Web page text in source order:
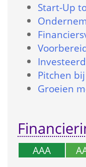
Start-Up
Pitchen
Groeien
AAA